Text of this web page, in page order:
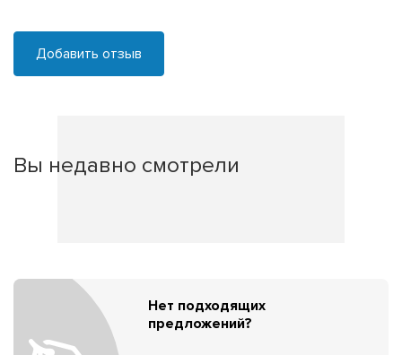
Добавить отзыв
Вы недавно смотрели
Нет подходящих
предложений?